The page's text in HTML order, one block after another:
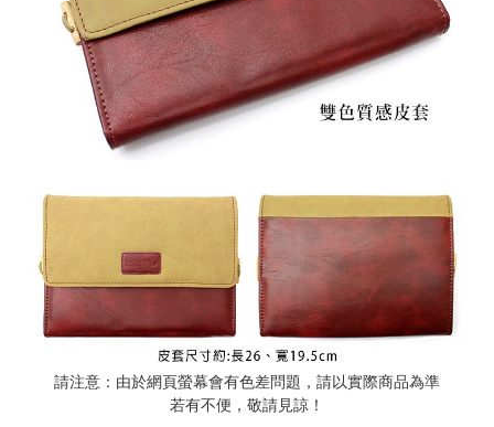
請注意：由於網頁螢幕會有色差問題，請以實際商品為準
若有不便，敬請見諒！